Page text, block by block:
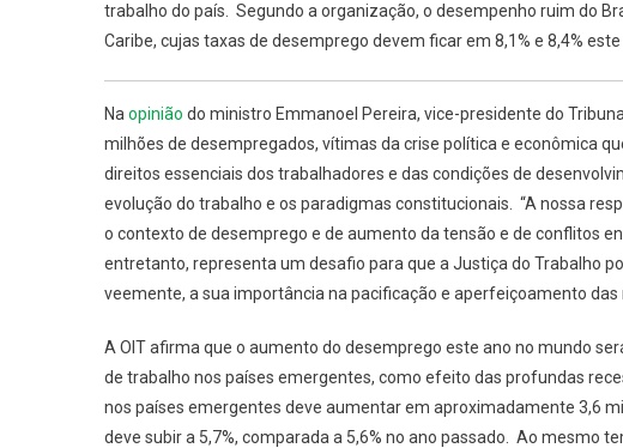
trabalho do país. Segundo a organização, o desempenho ruim do
Caribe, cujas taxas de desemprego devem ficar em 8,1% e 8,4%
Na opinião do ministro Emmanoel Pereira, vice-presidente do
milhões de desempregados, vítimas da crise política e econômica
direitos essenciais dos trabalhadores e das condições de
evolução do trabalho e os paradigmas constitucionais. “A nossa
o contexto de desemprego e de aumento da tensão e de conflitos
entretanto, representa um desafio para que a Justiça do Trabalho
veemente, a sua importância na pacificação e aperfeiçoamento das
A OIT afirma que o aumento do desemprego este ano no mundo
de trabalho nos países emergentes, como efeito das profundas
nos países emergentes deve aumentar em aproximadamente 3,6
deve subir a 5,7%, comparada a 5,6% no ano passado. Ao mesmo